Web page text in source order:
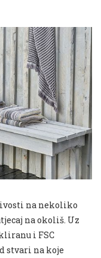
na nekoliko
na okoliš. Uz
i FSC
stvari na koje